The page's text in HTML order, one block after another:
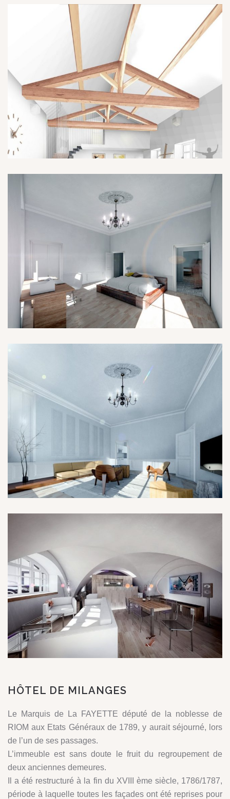
HÔTEL DE MILANGES
Le Marquis de La FAYETTE député de la noblesse de
RIOM aux Etats Généraux de 1789, y aurait séjourné, lors
de l’un de ses passages.
L’immeuble est sans doute le fruit du regroupement de
deux anciennes demeures.
Il a été restructuré à la fin du XVIII ème siècle, 1786/1787,
période à laquelle toutes les façades ont été reprises pour